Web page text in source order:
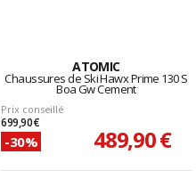
ATOMIC
Chaussures de Ski Hawx Prime 130 S
Boa Gw Cement
Prix conseillé
699,90 €
-30% 489,90 €